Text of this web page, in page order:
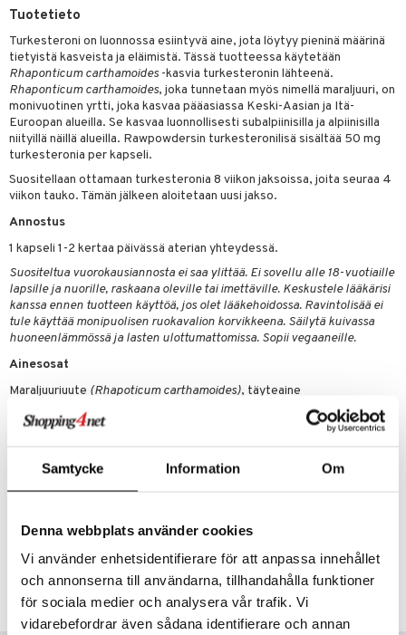
Samtycke Information Om
Denna webbplats använder cookies
Vi använder enhetsidentifierare för att anpassa innehållet
och annonserna till användarna, tillhandahålla funktioner
för sociala medier och analysera vår trafik. Vi
vidarebefordrar även sådana identifierare och annan
Tuotetieto
Turkesteroni on luonnossa esiintyvä aine, jota löytyy pieninä määrinä
tietyistä kasveista ja eläimistä. Tässä tuotteessa käytetään
Rhaponticum carthamoides-kasvia turkesteronin lähteenä.
Rhaponticum carthamoides, joka tunnetaan myös nimellä maraljuuri, on
monivuotinen yrtti, joka kasvaa pääasiassa Keski-Aasian ja Itä-
Euroopan alueilla. Se kasvaa luonnollisesti subalpiinisilla ja alpiinisilla
niityillä näillä alueilla. Rawpowdersin turkesteronilisä sisältää 50 mg
turkesteronia per kapseli.
Suositellaan ottamaan turkesteronia 8 viikon jaksoissa, joita seuraa 4
viikon tauko. Tämän jälkeen aloitetaan uusi jakso.
Annostus
1 kapseli 1-2 kertaa päivässä aterian yhteydessä.
Suositeltua vuorokausiannosta ei saa ylittää. Ei sovellu alle 18-vuotiaille
lapsille ja nuorille, raskaana oleville tai imettäville. Keskustele lääkärisi
kanssa ennen tuotteen käyttöä, jos olet lääkehoidossa. Ravintolisää ei
tule käyttää monipuolisen ruokavalion korvikkeena. Säilytä kuivassa
huoneenlämmössä ja lasten ulottumattomissa. Sopii vegaaneille.
Ainesosat
Maraljuuriuute (Rhapoticum carthamoides), täyteaine
(tapiokatärkkelys), kasviskapseli (hydroksipropyylimetyyliselluloosa),
paakkuuntumisenestoaine (MCT-öljyjauhe (kookospähkinästä)).
Maraljuuriuute 1000 mg **
– Josta turkesteroni (10%) 100 mg **
**RI ei määritelty
Tuotenumero
HALKZ-UF-90
kuorinta
intoleranssi
alentavat
rasvahapot
vahvistavat
säätelevät
helpottava
nenä & kurkku
K
& vastauksia